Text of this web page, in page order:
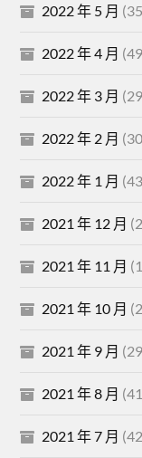
2022 年 5 月
2022 年 4 月
2022 年 3 月
2022 年 2 月
2022 年 1 月
2021 年 12 月
2021 年 11 月
2021 年 10 月
2021 年 9 月
2021 年 8 月
2021 年 7 月